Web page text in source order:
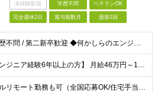
未経験歓迎 学歴不問 ベテランOK
完全週休2日 賞与複数月 面接1回
◆学歴不問 / 第二新卒歓迎 ◆何かしらのエンジニア経験をお持ちの方 （言語・期間・フェーズ不問） 経験浅めの方も遠慮なくご応募ください！ ■入社前Q＆A ────── ◎実力に見合った報酬が手に
【エンジニア経験6年以上の方】 月給46万円～100万円（固定残業代含む） ※上記月給には月30時間分の固定残業代（月8万7,400円～月19万円）を含む。超過分は全額支給。 【エンジニア経験4年以
★フルリモート勤務も可（全国応募OK/住宅手当を支給します） ※案件によって常駐が必要になる場合があります。 ※希望がない限り、転勤はありません ※U・Iターン歓迎 ★ルトラの社員は全国各地で活躍中